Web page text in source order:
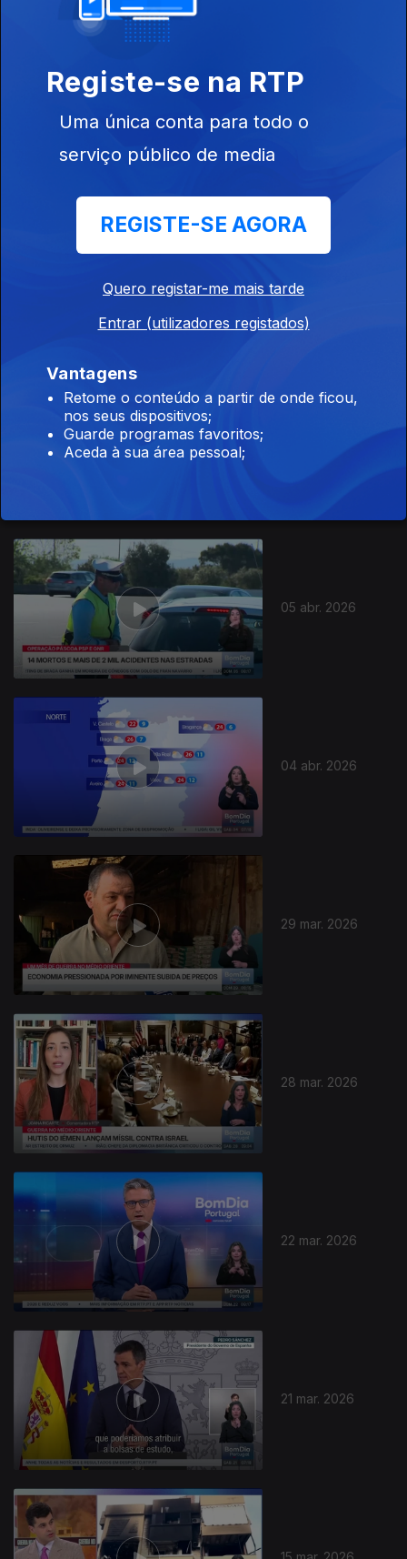
18 abr. 2026
12 abr. 2026
05 abr. 2026
04 abr. 2026
29 mar. 2026
28 mar. 2026
22 mar. 2026
21 mar. 2026
Registe-se na RTP
Uma única conta para todo o
serviço público de media
REGISTE-SE AGORA
Quero registar-me mais tarde
Entrar (utilizadores registados)
Vantagens
Retome o conteúdo a partir de onde ficou,
nos seus dispositivos;
Guarde programas favoritos;
Aceda à sua área pessoal;